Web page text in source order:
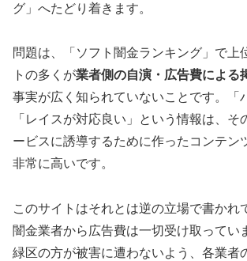
グ」へたどり着きます。
問題は、「ソフト闇金ランキング」で上
トの多くが業者側の自演・広告費による
事実が広く知られていないことです。「
「レイスが対応良い」という情報は、そ
ービスに誘導するために作ったコンテン
非常に高いです。
このサイトはそれとは逆の立場で書かれ
闇金業者から広告費は一切受け取ってい
緑区の方が被害に遭わないよう、各業者